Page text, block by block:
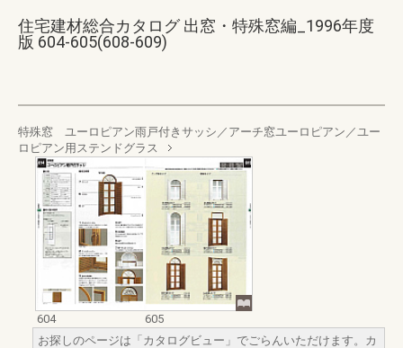
住宅建材総合カタログ 出窓・特殊窓編_1996年度
版 604-605(608-609)
特殊窓 ユーロピアン雨戸付きサッシ／アーチ窓ユーロピアン／ユー
ロピアン用ステンドグラス
604
605
お探しのページは「カタログビュー」でごらんいただけます。カ